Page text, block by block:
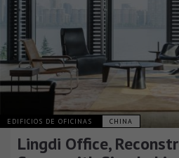
EDIFICIOS DE OFICINAS CHINA
Lingdi Office,